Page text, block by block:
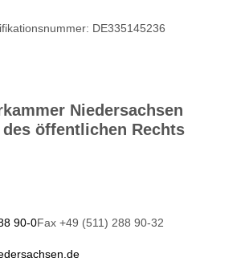
DE335145236
Niedersachsen
öffentlichen Rechts
90-0Fax +49 (511) 288 90-32